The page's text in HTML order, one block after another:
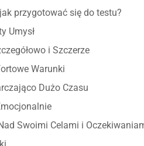
przygotować się do testu?
Umysł
i Szczerze
Warunki
Dużo Czasu
Swoimi Celami i